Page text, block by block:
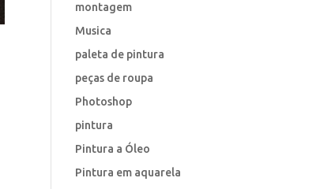
montagem
Musica
paleta de pintura
peças de roupa
Photoshop
pintura
Pintura a Óleo
Pintura em aquarela